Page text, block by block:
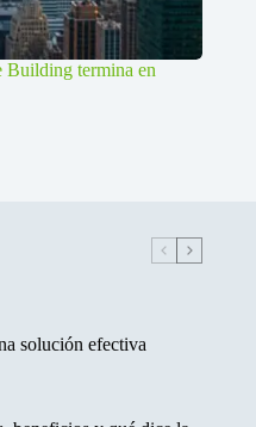
Building termina en
solución efectiva